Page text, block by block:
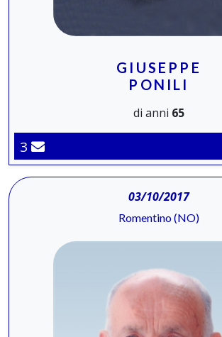
GIUSEPPE
PONILI
di anni 65
3
03/10/2017
Romentino (NO)